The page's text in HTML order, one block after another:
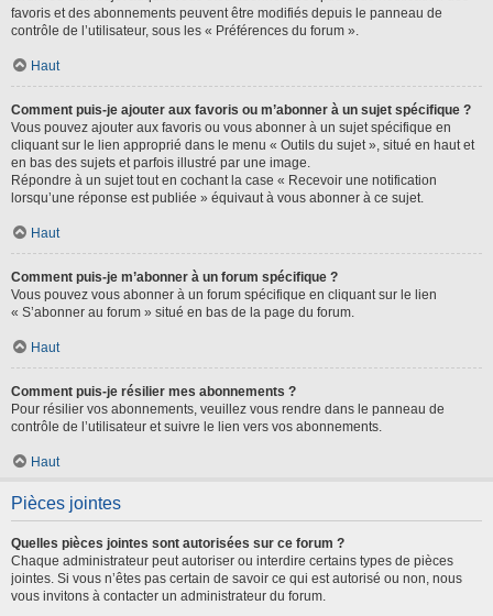
favoris et des abonnements peuvent être modifiés depuis le panneau de
contrôle de l’utilisateur, sous les « Préférences du forum ».
Haut
Comment puis-je ajouter aux favoris ou m’abonner à un sujet spécifique ?
Vous pouvez ajouter aux favoris ou vous abonner à un sujet spécifique en
cliquant sur le lien approprié dans le menu « Outils du sujet », situé en haut et
en bas des sujets et parfois illustré par une image.
Répondre à un sujet tout en cochant la case « Recevoir une notification
lorsqu’une réponse est publiée » équivaut à vous abonner à ce sujet.
Haut
Comment puis-je m’abonner à un forum spécifique ?
Vous pouvez vous abonner à un forum spécifique en cliquant sur le lien
« S’abonner au forum » situé en bas de la page du forum.
Haut
Comment puis-je résilier mes abonnements ?
Pour résilier vos abonnements, veuillez vous rendre dans le panneau de
contrôle de l’utilisateur et suivre le lien vers vos abonnements.
Haut
Pièces jointes
Quelles pièces jointes sont autorisées sur ce forum ?
Chaque administrateur peut autoriser ou interdire certains types de pièces
jointes. Si vous n’êtes pas certain de savoir ce qui est autorisé ou non, nous
vous invitons à contacter un administrateur du forum.